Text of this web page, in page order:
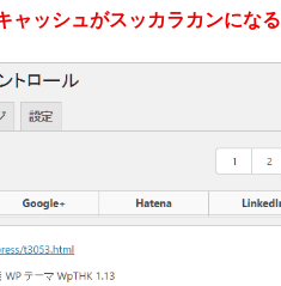
ャッシュがスッカラカンになる